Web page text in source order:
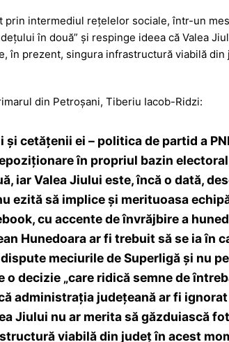
prin intermediul rețelelor sociale, într-un
în două” și respinge ideea că Valea
în prezent, singura infrastructură viabilă
din Petroșani, Tiberiu Iacob-Ridzi:
și cetățenii ei – politica de partid a
în propriul bazin
iar Valea Jiului este, încă o dată,
ezită să implice și merituoasa
cu accente de învrăjbire a
Hunedoara ar fi trebuit să se ia în
meciurile de Superligă și nu
decizie „care ridică semne de
administrația județeană ar fi
Jiului nu ar merita să găzduiască
viabilă din județ în acest